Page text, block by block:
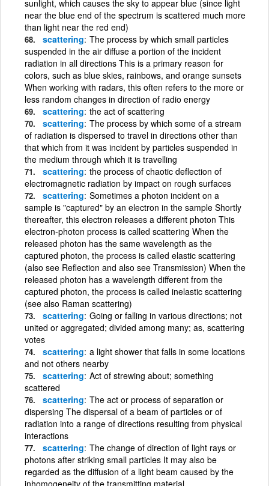
sunlight, which causes the sky to appear blue (since light
near the blue end of the spectrum is scattered much more
than light near the red end)
scattering The process by which small particles
suspended in the air diffuse a portion of the incident
radiation in all directions This is a primary reason for
colors, such as blue skies, rainbows, and orange sunsets
When working with radars, this often refers to the more or
less random changes in direction of radio energy
scattering the act of scattering
scattering The process by which some of a stream
of radiation is dispersed to travel in directions other than
that which from it was incident by particles suspended in
the medium through which it is travelling
scattering the process of chaotic deflection of
electromagnetic radiation by impact on rough surfaces
scattering Sometimes a photon incident on a
sample is "captured" by an electron in the sample Shortly
thereafter, this electron releases a different photon This
electron-photon process is called scattering When the
released photon has the same wavelength as the
captured photon, the process is called elastic scattering
(also see Reflection and also see Transmission) When the
released photon has a wavelength different from the
captured photon, the process is called inelastic scattering
(see also Raman scattering)
scattering Going or falling in various directions; not
united or aggregated; divided among many; as, scattering
votes
scattering a light shower that falls in some locations
and not others nearby
scattering Act of strewing about; something
scattered
scattering The act or process of separation or
dispersing The dispersal of a beam of particles or of
radiation into a range of directions resulting from physical
interactions
scattering The change of direction of light rays or
photons after striking small particles It may also be
regarded as the diffusion of a light beam caused by the
inhomogeneity of the transmitting material